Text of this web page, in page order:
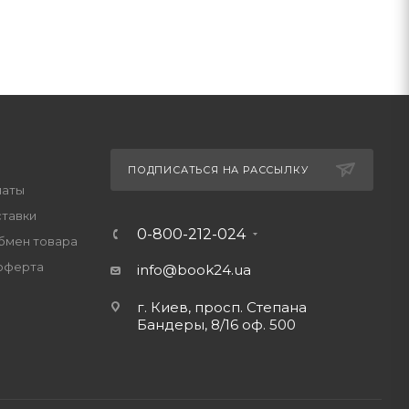
товара
ПОДПИСАТЬСЯ НА РАССЫЛКУ
0-800-212-024
info@book24.ua
г. Киев, просп. Степана
Бандеры, 8/16 оф. 500